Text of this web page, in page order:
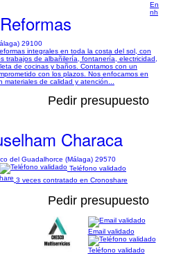
29100
En
nh
integrales en toda la costa del sol, con
trabajos de albañilería, fontanería, electricidad,
de cocinas y baños. Contamos con un
con los plazos. Nos enfocamos en
de calidad y atención...
Pedir presupuesto
Characa
del Guadalhorce (Málaga) 29570
Teléfono validado
3 veces contratado en Cronoshare
Pedir presupuesto
Email validado
Teléfono validado